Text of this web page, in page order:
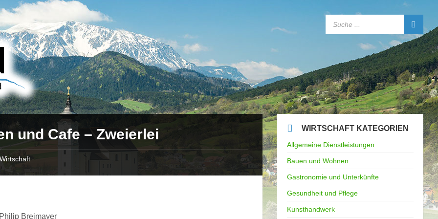
und Cafe – Zweierlei
Wirtschaft
Breimayer
WIRTSCHAFT KATEGORIEN
Allgemeine Dienstleistungen
Bauen und Wohnen
Gastronomie und Unterkünfte
Gesundheit und Pflege
Kunsthandwerk